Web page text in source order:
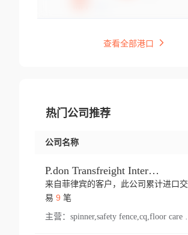
查看全部港口
热门公司推荐
公司名称
P.don Transfreight International
来自菲律宾的客户，此公司累计进口交
易 9 笔
主营：